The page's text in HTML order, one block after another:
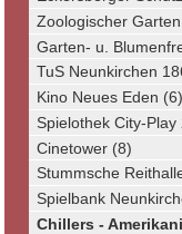
Zoologischer
Garten- u.
TuS Neunkirchen
Kino Neues Eden (6)
Spielothek City-Play
Cinetower (8)
Stummsche
Spielbank
Chillers -